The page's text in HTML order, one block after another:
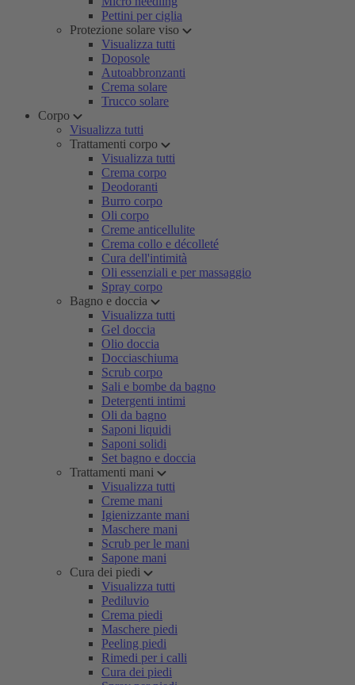
Pettini per ciglia
Protezione solare viso
Visualizza tutti
Doposole
Autoabbronzanti
Crema solare
Trucco solare
Corpo
Visualizza tutti
Trattamenti corpo
Visualizza tutti
Crema corpo
Deodoranti
Burro corpo
Oli corpo
Creme anticellulite
Crema collo e décolleté
Cura dell'intimità
Oli essenziali e per massaggio
Spray corpo
Bagno e doccia
Visualizza tutti
Gel doccia
Olio doccia
Docciaschiuma
Scrub corpo
Sali e bombe da bagno
Detergenti intimi
Oli da bagno
Saponi liquidi
Saponi solidi
Set bagno e doccia
Trattamenti mani
Visualizza tutti
Creme mani
Igienizzante mani
Maschere mani
Scrub per le mani
Sapone mani
Cura dei piedi
Visualizza tutti
Pediluvio
Crema piedi
Maschere piedi
Peeling piedi
Rimedi per i calli
Cura dei piedi